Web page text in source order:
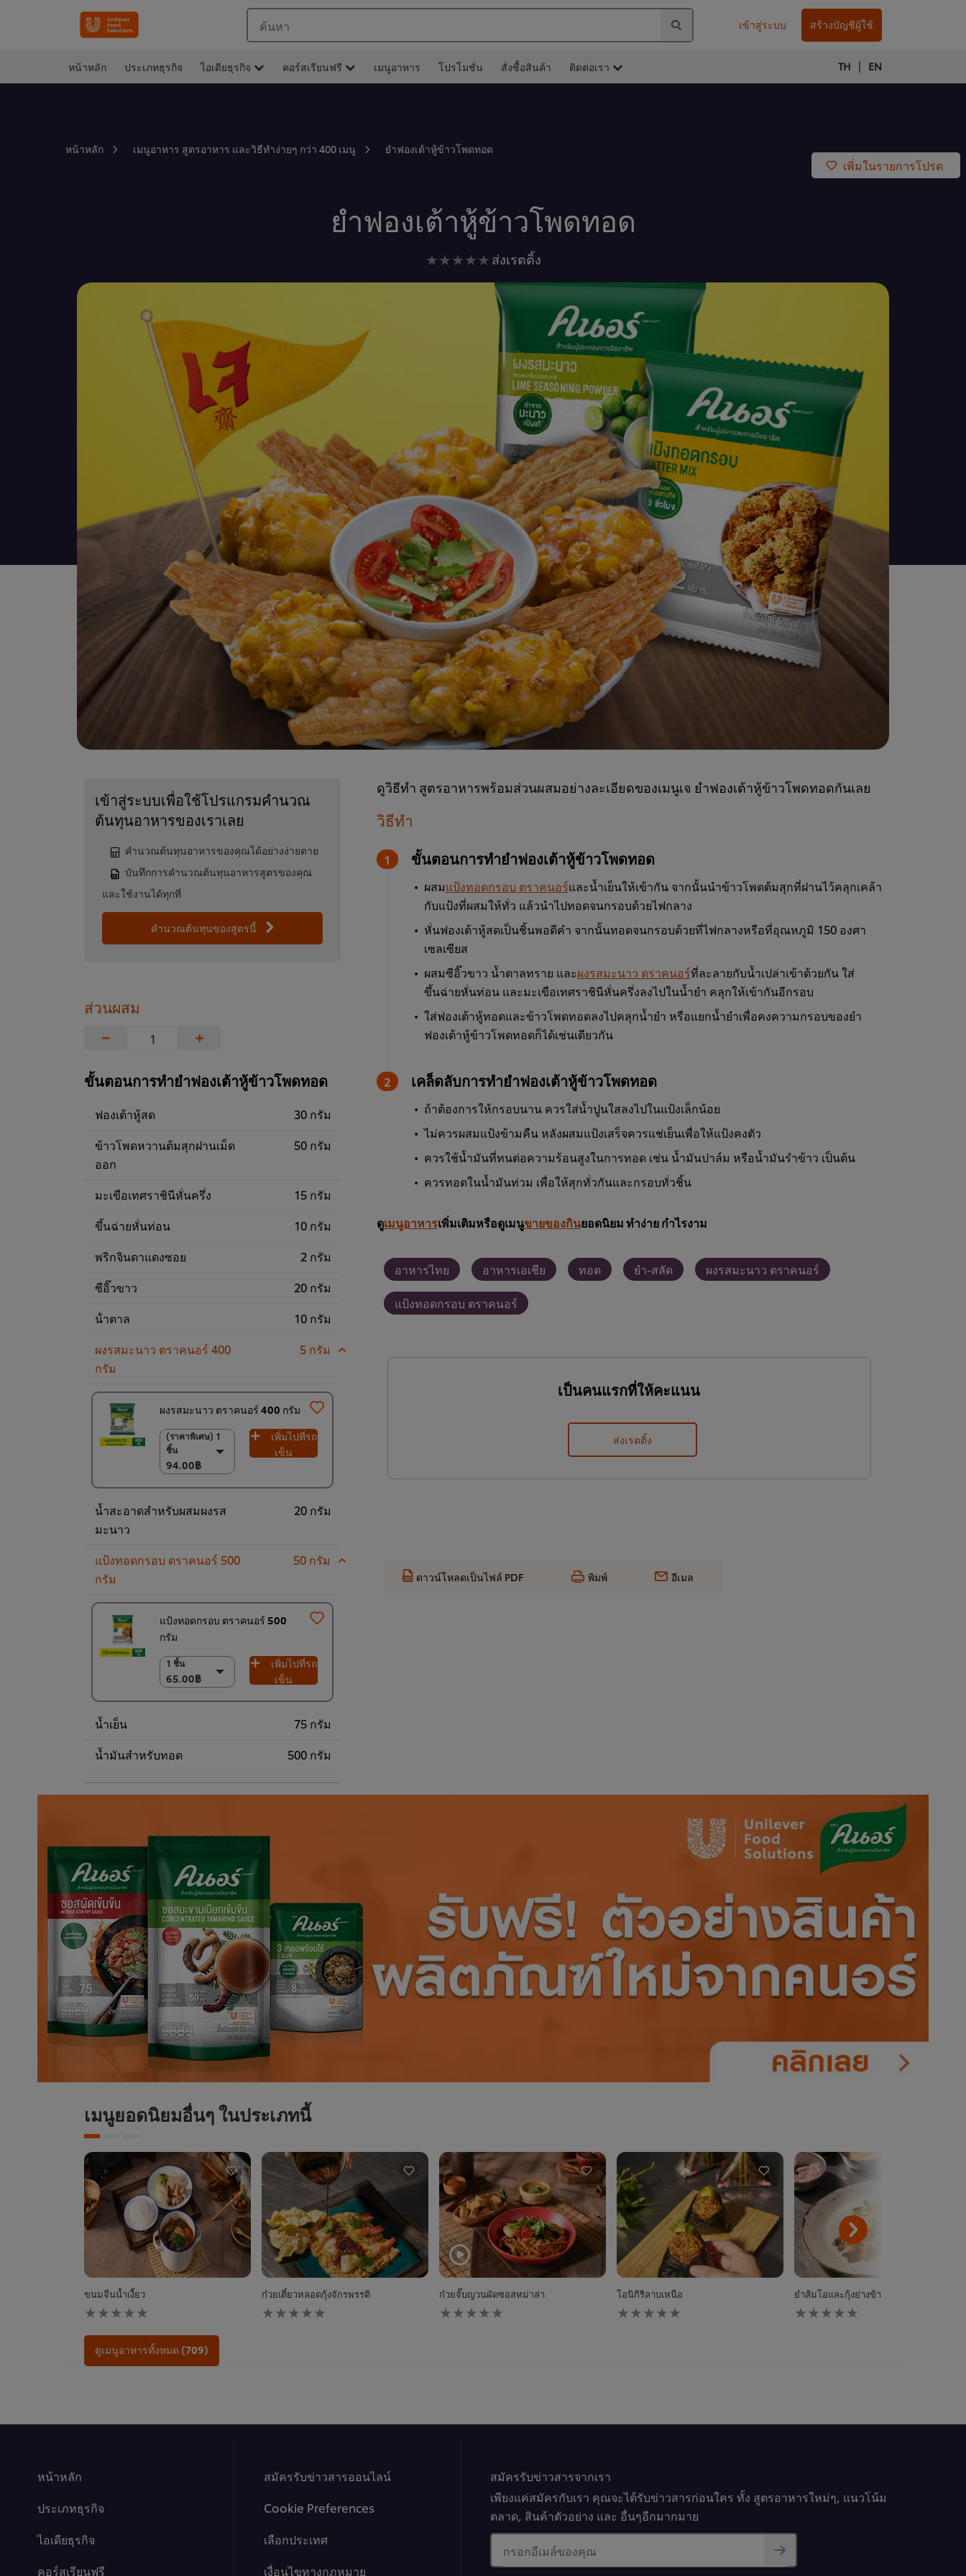
ค้นหา เข้าสู่ระบบ สร้างบัญชีผู้ใช้
หน้าหลัก ประเภทธุรกิจ ไอเดียธุรกิจ คอร์สเรียนฟรี เมนูอาหาร โปรโมชั่น สั่งซื้อสินค้า ติดต่อเรา TH | EN
หน้าหลัก เมนูอาหาร สูตรอาหาร และวิธีทำง่ายๆ กว่า 400 เมนู ยำฟองเต้าหู้ข้าวโพดทอด
เพิ่มในรายการโปรด
ยำฟองเต้าหู้ข้าวโพดทอด
ไม่มี
ให้
คะแนน
สำหรับ
recipe
ส่งเรตติ้ง
เข้าสู่ระบบเพื่อใช้โปรแกรมคำนวณ
ต้นทุนอาหารของเราเลย
คำนวณต้นทุนอาหารของคุณได้อย่างง่ายดาย
บันทึกการคำนวณต้นทุนอาหารสูตรของคุณ
และใช้งานได้ทุกที่
คำนวณต้นทุนของสูตรนี้
ส่วนผสม
−
+
ขั้นตอนการทำยำฟองเต้าหู้ข้าวโพดทอด
ฟองเต้าหู้สด
30 กรัม
ข้าวโพดหวานต้มสุกฝานเม็ด
ออก
50 กรัม
มะเขือเทศราชินีหั่นครึ่ง
15 กรัม
ขึ้นฉ่ายหั่นท่อน
10 กรัม
พริกจินดาแดงซอย
2 กรัม
ซีอิ๊วขาว
20 กรัม
น้ําตาล
10 กรัม
ผงรสมะนาว ตราคนอร์ 400
กรัม
5 กรัม
ผงรสมะนาว ตราคนอร์ 400 กรัม
(ราคาพิเศษ) 1
ชิ้น
94.00฿
(ราคาพิเศษ) 1 ชิ้น
94.00฿
(ราคาพิเศษ) แพ็ค
เพิ่มไปที่รถ
เข็น
น้ำสะอาดสำหรับผสมผงรส
มะนาว
20 กรัม
แป้งทอดกรอบ ตราคนอร์ 500
กรัม
50 กรัม
แป้งทอดกรอบ ตราคนอร์ 500
กรัม
1 ชิ้น
65.00฿
1 ชิ้น
65.00฿
เพิ่มไปที่รถ
เข็น
น้ำเย็น
75 กรัม
น้ำมันสำหรับทอด
500 กรัม
ดูวิธีทำ สูตรอาหารพร้อมส่วนผสมอย่างละเอียดของเมนูเจ ยำฟองเต้าหู้ข้าวโพดทอดกันเลย
วิธีทำ
ขั้นตอนการทำยำฟองเต้าหู้ข้าวโพดทอด
ผสมแป้งทอดกรอบ ตราคนอร์และน้ำเย็นให้เข้ากัน จากนั้นนำข้าวโพดต้มสุกที่ฝานไว้คลุกเคล้า
กับแป้งที่ผสมให้ทั่ว แล้วนำไปทอดจนกรอบด้วยไฟกลาง
หั่นฟองเต้าหู้สดเป็นชิ้นพอดีคำ จากนั้นทอดจนกรอบด้วยที่ไฟกลางหรือที่อุณหภูมิ 150 องศา
เซลเซียส
ผสมซีอิ๊วขาว น้ำตาลทราย และผงรสมะนาว ตราคนอร์ที่ละลายกับน้ำเปล่าเข้าด้วยกัน ใส่
ขึ้นฉ่ายหั่นท่อน และมะเขือเทศราชินีหั่นครึ่งลงไปในน้ำยำ คลุกให้เข้ากันอีกรอบ
ใส่ฟองเต้าหู้ทอดและข้าวโพดทอดลงไปคลุกน้ำยำ หรือแยกน้ำยำเพื่อคงความกรอบของยำ
ฟองเต้าหู้ข้าวโพดทอดก็ได้เช่นเดียวกัน
เคล็ดลับการทำยำฟองเต้าหู้ข้าวโพดทอด
ถ้าต้องการให้กรอบนาน ควรใส่น้ำปูนใสลงไปในแป้งเล็กน้อย
ไม่ควรผสมแป้งข้ามคืน หลังผสมแป้งเสร็จควรแช่เย็นเพื่อให้แป้งคงตัว
ควรใช้น้ำมันที่ทนต่อความร้อนสูงในการทอด เช่น น้ำมันปาล์ม หรือน้ำมันรำข้าว เป็นต้น
ควรทอดในน้ำมันท่วม เพื่อให้สุกทั่วกันและกรอบทั่วชิ้น
ดูเมนูอาหารเพิ่มเติมหรือดูเมนูขายของกินยอดนิยม ทำง่าย กำไรงาม
อาหารไทย อาหารเอเชีย ทอด ยำ-สลัด ผงรสมะนาว ตราคนอร์
แป้งทอดกรอบ ตราคนอร์
เป็นคนแรกที่ให้คะแนน
ส่งเรตติ้ง
ดาวน์โหลดเป็นไฟล์ PDF พิมพ์ อีเมล
เมนูยอดนิยมอื่นๆ ในประเภทนี้
ขนมจีนน้ำเงี้ยว
ไม่มี
การ
ให้
คะแนน
สำหรับ
ก๋วยเตี๋ยวหลอดกุ้งจักรพรรดิ
ไม่มี
การ
ก๋วยจั๊บญวนผัดซอสหม่าล่า
ไม่มี
การ
โอนิกิริลาบเหนือ
ไม่มี
การ
ยำส้มโอและกุ้งย่างข้าวกรอบ
ไม่มี
การ
ดูเมนูอาหารทั้งหมด (709)
หน้าหลัก
ประเภทธุรกิจ
ไอเดียธุรกิจ
คอร์สเรียนฟรี
สมัครรับข่าวสารออนไลน์
Cookie Preferences
เลือกประเทศ
เงื่อนไขทางกฏหมาย
สมัครรับข่าวสารจากเรา
เพียงแค่สมัครกับเรา คุณจะได้รับข่าวสารก่อนใคร ทั้ง สูตรอาหารใหม่ๆ, แนวโน้ม
ตลาด, สินค้าตัวอย่าง และ อื่นๆอีกมากมาย
กรอกอีเมล์ของคุณ